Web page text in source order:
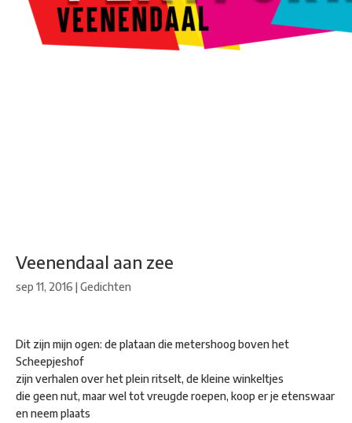
Veenendaal aan zee
sep 11, 2016 |Gedichten
Dit zijn mijn ogen: de plataan die metershoog boven het
Scheepjeshof
zijn verhalen over het plein ritselt, de kleine winkeltjes
die geen nut, maar wel tot vreugde roepen, koop er je etenswaar
en neem plaats